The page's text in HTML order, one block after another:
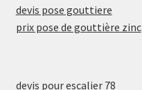
devis pose gouttiere
prix pose de gouttière zinc
devis pour escalier 78